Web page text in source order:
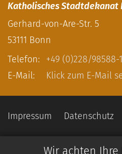
Wir achten Ihre
Katholisches Stadtdekanat
Gerhard-von-Are-Str. 5
53111 Bonn
Telefon:
+49 (0)228/98588-
E-Mail:
Klick zum E-Mail
Impressum Datenschutz